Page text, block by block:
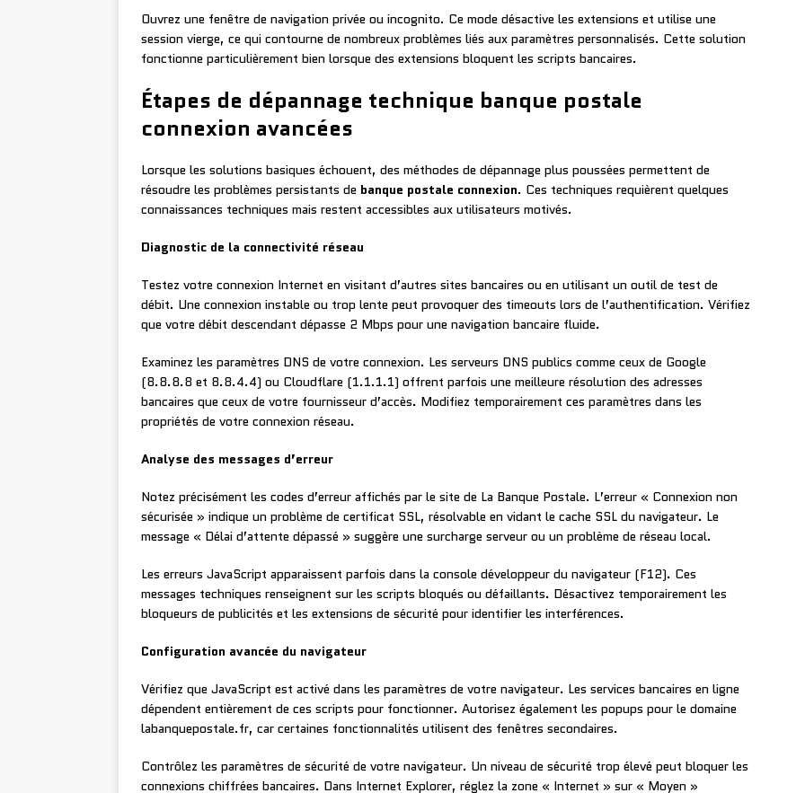
Ouvrez une fenêtre de navigation privée ou incognito. Ce mode désactive les extensions et utilise une
session vierge, ce qui contourne de nombreux problèmes liés aux paramètres personnalisés. Cette solution
fonctionne particulièrement bien lorsque des extensions bloquent les scripts bancaires.
Étapes de dépannage technique banque postale
connexion avancées
Lorsque les solutions basiques échouent, des méthodes de dépannage plus poussées permettent de
résoudre les problèmes persistants de banque postale connexion. Ces techniques requièrent quelques
connaissances techniques mais restent accessibles aux utilisateurs motivés.
Diagnostic de la connectivité réseau
Testez votre connexion Internet en visitant d’autres sites bancaires ou en utilisant un outil de test de
débit. Une connexion instable ou trop lente peut provoquer des timeouts lors de l’authentification. Vérifiez
que votre débit descendant dépasse 2 Mbps pour une navigation bancaire fluide.
Examinez les paramètres DNS de votre connexion. Les serveurs DNS publics comme ceux de Google
(8.8.8.8 et 8.8.4.4) ou Cloudflare (1.1.1.1) offrent parfois une meilleure résolution des adresses
bancaires que ceux de votre fournisseur d’accès. Modifiez temporairement ces paramètres dans les
propriétés de votre connexion réseau.
Analyse des messages d’erreur
Notez précisément les codes d’erreur affichés par le site de La Banque Postale. L’erreur « Connexion non
sécurisée » indique un problème de certificat SSL, résolvable en vidant le cache SSL du navigateur. Le
message « Délai d’attente dépassé » suggère une surcharge serveur ou un problème de réseau local.
Les erreurs JavaScript apparaissent parfois dans la console développeur du navigateur (F12). Ces
messages techniques renseignent sur les scripts bloqués ou défaillants. Désactivez temporairement les
bloqueurs de publicités et les extensions de sécurité pour identifier les interférences.
Configuration avancée du navigateur
Vérifiez que JavaScript est activé dans les paramètres de votre navigateur. Les services bancaires en ligne
dépendent entièrement de ces scripts pour fonctionner. Autorisez également les popups pour le domaine
labanquepostale.fr, car certaines fonctionnalités utilisent des fenêtres secondaires.
Contrôlez les paramètres de sécurité de votre navigateur. Un niveau de sécurité trop élevé peut bloquer les
connexions chiffrées bancaires. Dans Internet Explorer, réglez la zone « Internet » sur « Moyen »